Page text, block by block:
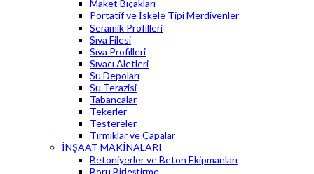
Maket Bıçakları
Portatif ve İskele Tipi Merdivenler
Seramik Profilleri
Sıva Filesi
Sıva Profilleri
Sıvacı Aletleri
Su Depoları
Su Terazisi
Tabancalar
Tekerler
Testereler
Tırmıklar ve Çapalar
İNŞAAT MAKİNALARI
Betoniyerler ve Beton Ekipmanları
Boru Birleştirme